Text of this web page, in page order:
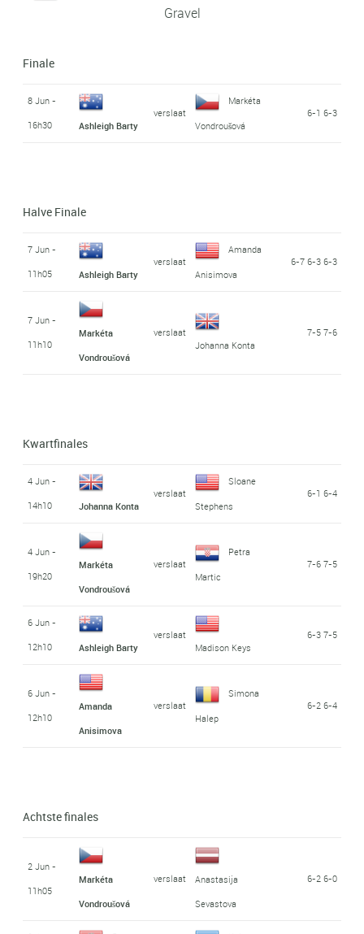
Gravel
Finale
8 Jun -
16h30
Ashleigh Barty
verslaat
Markéta
Vondroušová
6-1 6-3
Halve Finale
7 Jun -
11h05
Ashleigh Barty
verslaat
Amanda
Anisimova
6-7 6-3 6-3
7 Jun -
11h10
Markéta
Vondroušová
verslaat
Johanna Konta
7-5 7-6
Kwartfinales
4 Jun -
14h10
Johanna Konta
verslaat
Sloane
Stephens
6-1 6-4
4 Jun -
19h20
Markéta
Vondroušová
verslaat
Petra
Martic
7-6 7-5
6 Jun -
12h10
Ashleigh Barty
verslaat
Madison Keys
6-3 7-5
6 Jun -
12h10
Amanda
Anisimova
verslaat
Simona
Halep
6-2 6-4
Achtste finales
2 Jun -
11h05
Markéta
Vondroušová
verslaat
Anastasija
Sevastova
6-2 6-0